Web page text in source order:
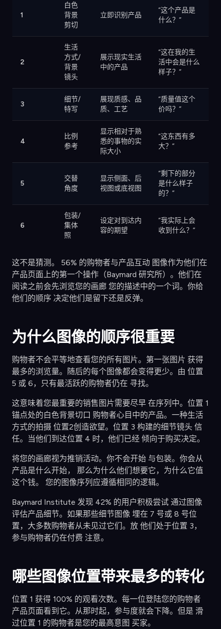
1
白色
背景
剪切
立即识别产品
“这个产品是
什么？”
2
生活
方式/
背景
镜头
展示现实生活
中的产品
“这在我的生
活中会是什么
样子？”
3
细节/
特写
展现质感、品
质、工艺
“质量值这个
价吗？”
4
比例
参考
显示相对于熟
悉的事物的实
际大小
“这东西有多
大？”
5
交替
角度
显示侧面、后
视图或底视图
“剩下的部分
是什么样子
的？”
6
包装/
集体
照
设定对到达内
容的期望
“我实际上会
收到什么？”
这不是猜测。 56% 的购物者与产品互动 图像作为他们在
产品页面上的第一个操作（Baymard 研究所）。他们在
阅读之前会先浏览您的画廊 您的描述中的一个词。你给
他们的顺序 决定他们是留下还是反弹。
为什么图像的顺序很重要
购物者不会平等地查看您的所有图片。第一张图片 获得
最多的浏览量。随后的每个图像都会变得更少。由 位置
5 或 6，只有最活跃的购物者仍在 寻找。
这意味着您最重要的销售图片需要尽早 在序列中。位置 1
锚点处的白色背景切口 购物者心目中的产品。一种生活
方式的拍摄 位置2创造欲望。位置 3 构建的细节镜头 信
任。当他们到达位置 4 时，他们已经 倾向于购买决定。
将您的画廊视为推销活动。你不会开始 与包装。你会从
产品是什么开始， 那么为什么他们想要它，为什么它值
这个钱。 您的图像序列应遵循相同的逻辑。
Baymard Institute 发现 42% 的用户积极尝试 通过图像
评估产品细节。如果那些细节图像 埋在 7 号或 8 号位
置，大多数购物者从未见过它们。放 他们处于位置 3，
参与购物者仍在付费 注意。
哪些图像位置带来最多的转化
位置 1 获得 100% 的观看次数。每一位登陆您的购物者
产品页面看到它。从那时起，参与度就会下降。但是 滑
过位置 1 的购物者是您的最高意图 买家。